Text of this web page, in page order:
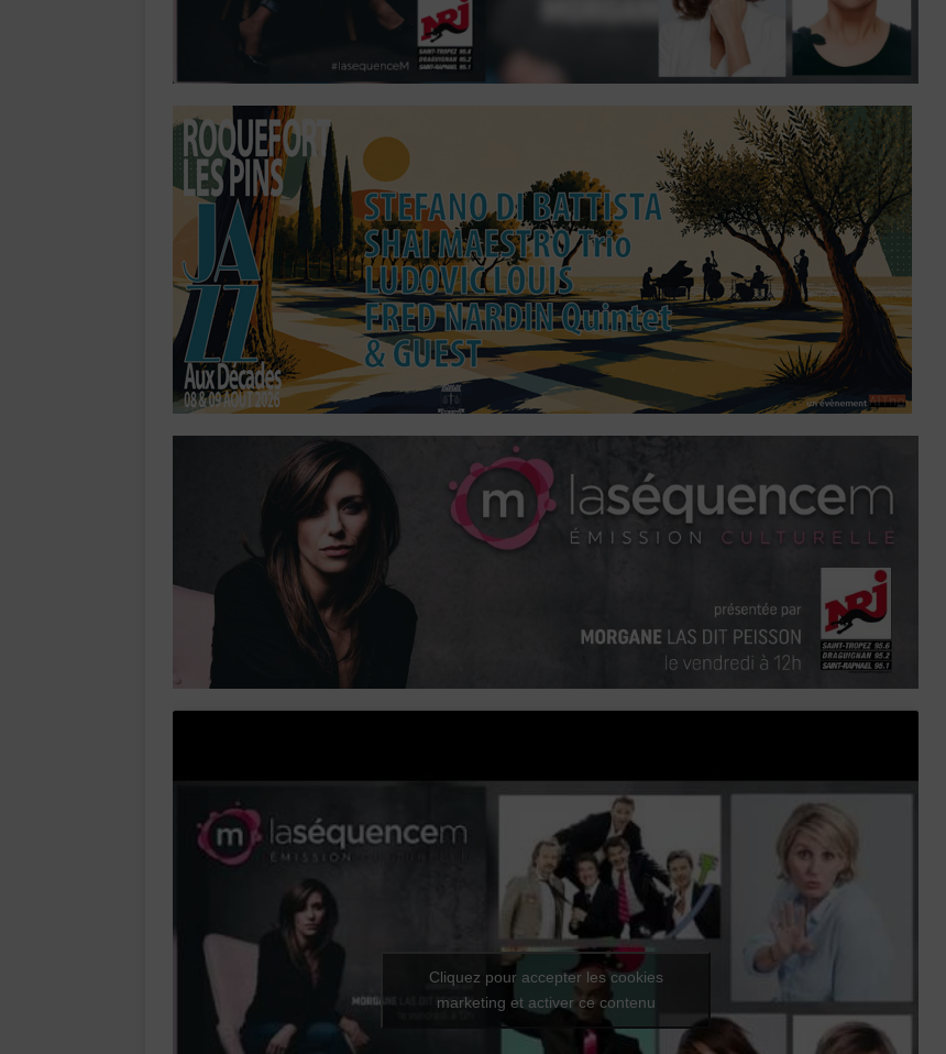
Cliquez pour accepter les cookies
marketing et activer ce contenu